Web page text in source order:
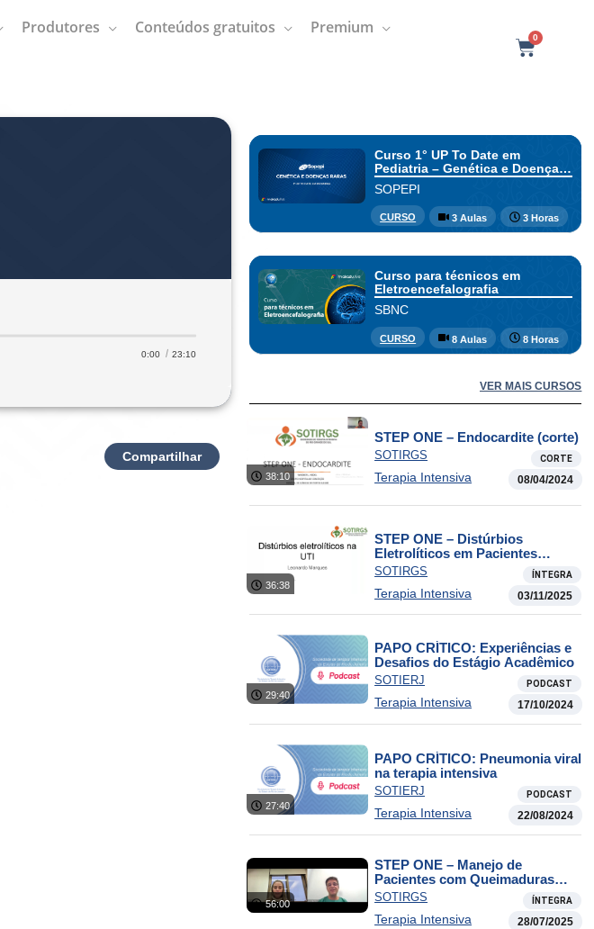
Produtores Conteúdos gratuitos Premium
0C
0:00 23:10
Compartilhar
Curso 1° UP To Date em
Pediatria – Genética e Doenças
Raras
SOPEPI
CURSO 3 Aulas 3 Horas
Curso para técnicos em
Eletroencefalografia
SBNC
CURSO 8 Aulas 8 Horas
VER MAIS CURSOS
38:10
STEP ONE – Endocardite (corte)
SOTIRGS CORTE
Terapia Intensiva 08/04/2024
36:38
STEP ONE – Distúrbios
Eletrolíticos em Pacientes
Críticos
SOTIRGS ÍNTEGRA
Terapia Intensiva 03/11/2025
29:40
PAPO CRÍTICO: Experiências e
Desafios do Estágio Acadêmico
SOTIERJ PODCAST
Terapia Intensiva 17/10/2024
27:40
PAPO CRÍTICO: Pneumonia viral
na terapia intensiva
SOTIERJ PODCAST
Terapia Intensiva 22/08/2024
56:00
STEP ONE – Manejo de
Pacientes com Queimaduras
Graves
SOTIRGS ÍNTEGRA
Terapia Intensiva 28/07/2025